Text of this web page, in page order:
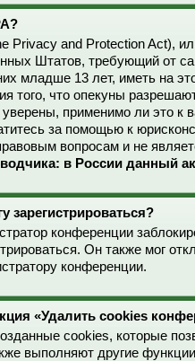
Privacy and Protection Act),
Штатов, требующий от
младше 13 лет, иметь на
того, что опекуны
применимо ли это к
за помощью к
вопросам и не
в России данный
зарегистрироваться?
конференции
Он также мог
конференции.
«Удалить cookies
cookies, которые
выполняют другие